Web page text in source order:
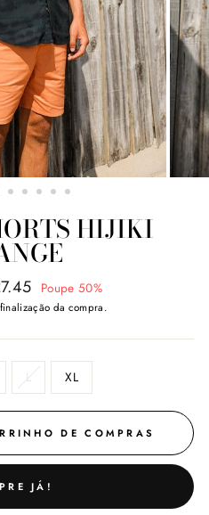
HIJIKI
Poupe 50%
da compra.
L XL
DE COMPRAS
JÁ!